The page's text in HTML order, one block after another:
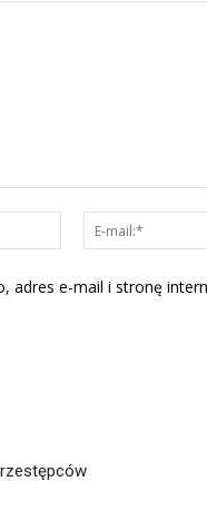
Nazwa:*
adres e-mail i stronę